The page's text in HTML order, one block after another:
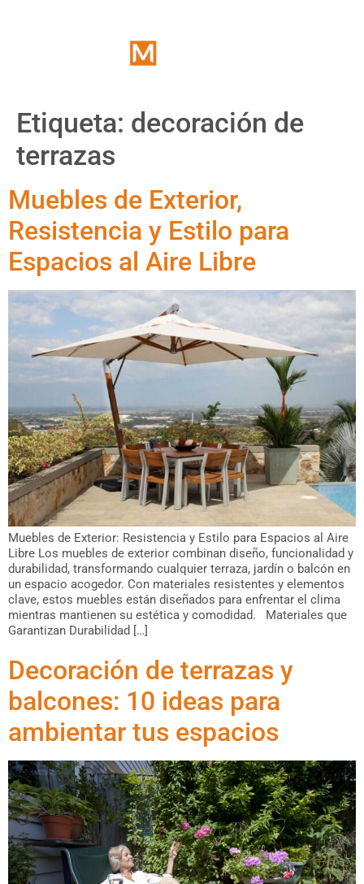
Etiqueta: decoración de
terrazas
Muebles de Exterior,
Resistencia y Estilo para
Espacios al Aire Libre
Muebles de Exterior: Resistencia y Estilo para Espacios al Aire
Libre Los muebles de exterior combinan diseño, funcionalidad y
durabilidad, transformando cualquier terraza, jardín o balcón en
un espacio acogedor. Con materiales resistentes y elementos
clave, estos muebles están diseñados para enfrentar el clima
mientras mantienen su estética y comodidad. Materiales que
Garantizan Durabilidad […]
Decoración de terrazas y
balcones: 10 ideas para
ambientar tus espacios